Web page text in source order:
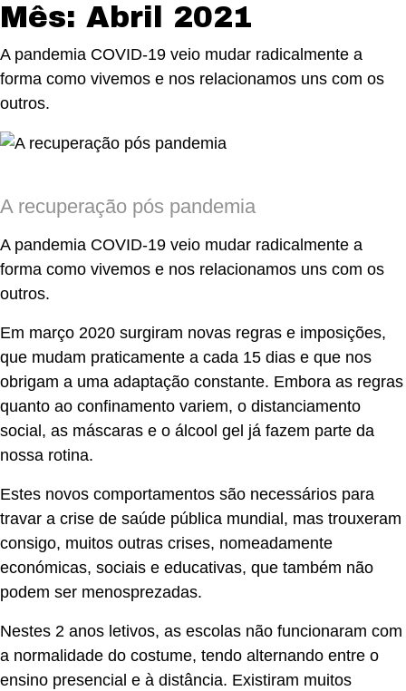
Mês: Abril 2021
A pandemia COVID-19 veio mudar radicalmente a
forma como vivemos e nos relacionamos uns com os
outros.
A recuperação pós pandemia
A pandemia COVID-19 veio mudar radicalmente a
forma como vivemos e nos relacionamos uns com os
outros.
Em março 2020 surgiram novas regras e imposições,
que mudam praticamente a cada 15 dias e que nos
obrigam a uma adaptação constante. Embora as regras
quanto ao confinamento variem, o distanciamento
social, as máscaras e o álcool gel já fazem parte da
nossa rotina.
Estes novos comportamentos são necessários para
travar a crise de saúde pública mundial, mas trouxeram
consigo, muitos outras crises, nomeadamente
económicas, sociais e educativas, que também não
podem ser menosprezadas.
Nestes 2 anos letivos, as escolas não funcionaram com
a normalidade do costume, tendo alternando entre o
ensino presencial e à distância. Existiram muitos